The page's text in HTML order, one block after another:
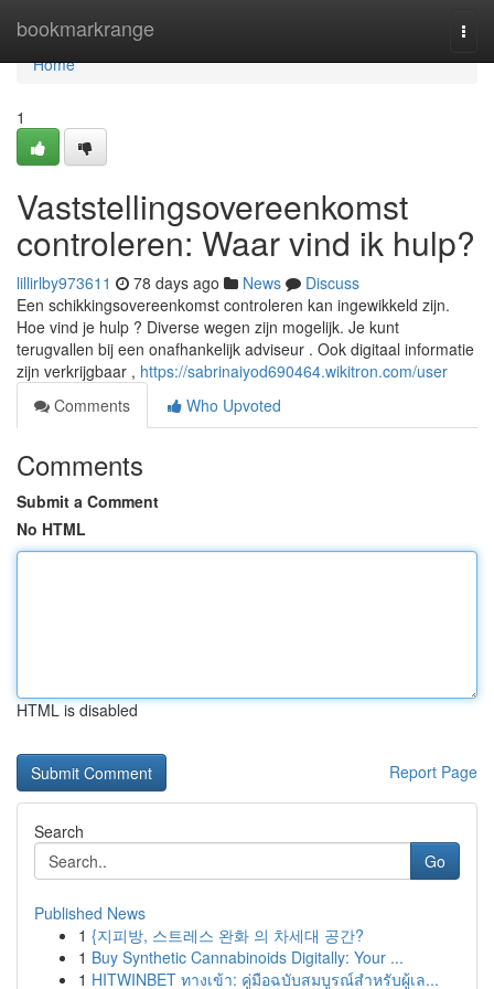
bookmarkrange
Home
Home
1
Vaststellingsovereenkomst
controleren: Waar vind ik hulp?
lillirlby973611 78 days ago News
Discuss
Een schikkingsovereenkomst controleren kan ingewikkeld zijn.
Hoe vind je hulp ? Diverse wegen zijn mogelijk. Je kunt
terugvallen bij een onafhankelijk adviseur . Ook digitaal informatie
zijn verkrijgbaar , https://sabrinaiyod690464.wikitron.com/user
Comments
Who Upvoted
Comments
Submit a Comment
No HTML
HTML is disabled
Report Page
Search
Go
Published News
1 {지피방, 스트레스 완화 의 차세대 공간?
1 Buy Synthetic Cannabinoids Digitally: Your ...
1 HITWINBET ทางเข้า: คู่มือฉบับสมบูรณ์สำหรับผู้เล...